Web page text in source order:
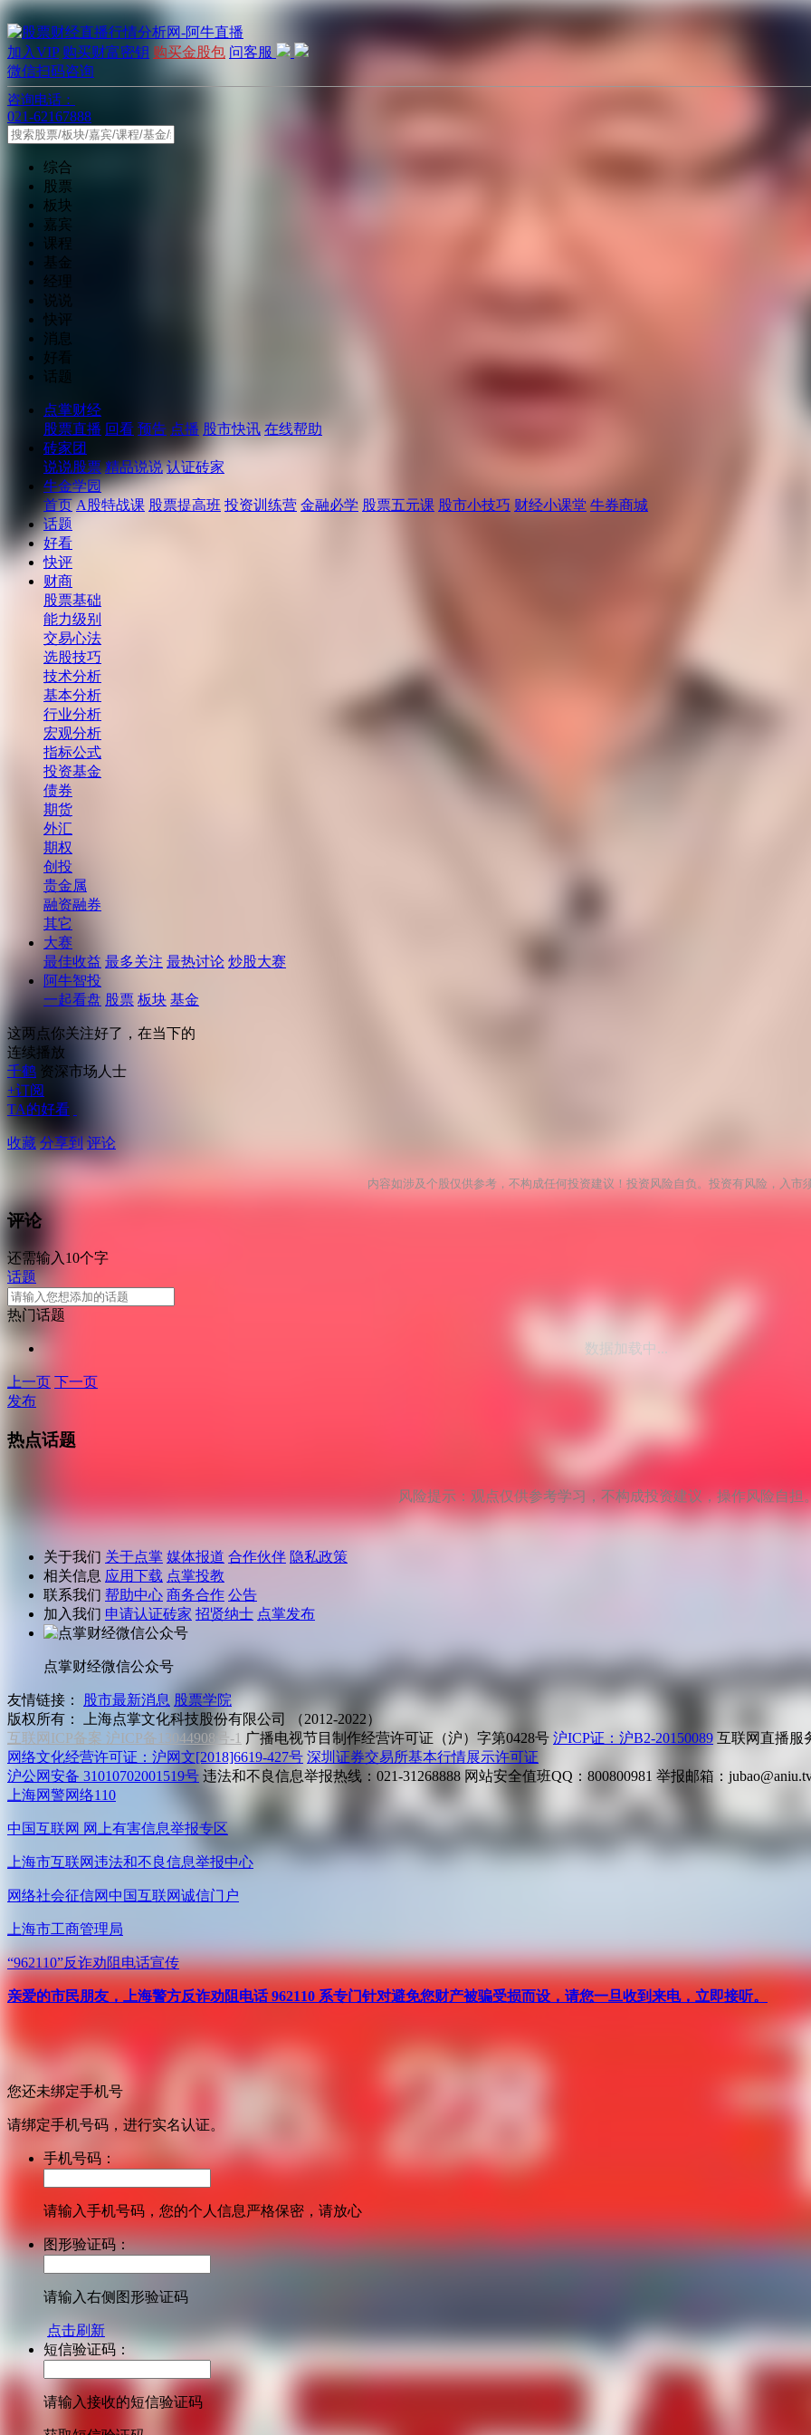
加入VIP 购买财富密钥 购买金股包 问客服
微信扫码咨询
咨询电话：
021-62167888
综合
股票
板块
嘉宾
课程
基金
经理
说说
快评
消息
好看
话题
点掌财经
股票直播 回看 预告 点播 股市快讯 在线帮助
砖家团
说说股票 精品说说 认证砖家
牛金学园
首页 A股特战课 股票提高班 投资训练营 金融必学 股票五元课 股市小技巧 财经小课堂 牛券商城
话题
好看
快评
财商
股票基础
能力级别
交易心法
选股技巧
技术分析
基本分析
行业分析
宏观分析
指标公式
投资基金
债券
期货
外汇
期权
创投
贵金属
融资融券
其它
大赛
最佳收益 最多关注 最热讨论 炒股大赛
阿牛智投
一起看盘 股票 板块 基金
这两点你关注好了，在当下的
连续播放
千鹤 资深市场人士
+订阅
TA的好看
收藏 分享到 评论
内容如涉及个股仅供参考，不构成任何投资建议！投资风险自负。投资有风险，入市
评论
还需输入10个字
话题
热门话题
数据加载中...
上一页 下一页
发布
热点话题
风险提示：观点仅供参考学习，不构成投资建议，操作风险自担
关于我们 关于点掌 媒体报道 合作伙伴 隐私政策
相关信息 应用下载 点掌投教
联系我们 帮助中心 商务合作 公告
加入我们 申请认证砖家 招贤纳士 点掌发布
点掌财经微信公众号
友情链接： 股市最新消息 股票学院
版权所有：
上海点掌文化科技股份有限公司 （2012-2022）
互联网ICP备案 沪ICP备13044908号-1 广播电视节目制作经营许可证（沪）字第0428号 沪ICP证：沪B2-20150089 互联网直播服
网络文化经营许可证：沪网文[2018]6619-427号 深圳证券交易所基本行情展示许可证
沪公网安备 31010702001519号 违法和不良信息举报热线：021-31268888 网站安全值班QQ：800800981 举报邮箱：
上海网警网络110
中国互联网 网上有害信息举报专区
上海市互联网违法和不良信息举报中心
网络社会征信网 中国互联网诚信门户
上海市工商管理局
“962110”反诈劝阻电话宣传
亲爱的市民朋友，上海警方反诈劝阻电话 962110 系专门针对避免您财产被骗受损而设，请您一旦收到来电，立即接听。
您还未绑定手机号
请绑定手机号码，进行实名认证。
手机号码：
请输入手机号码，您的个人信息严格保密，请放心
图形验证码：
请输入右侧图形验证码
点击刷新
短信验证码：
请输入接收的短信验证码